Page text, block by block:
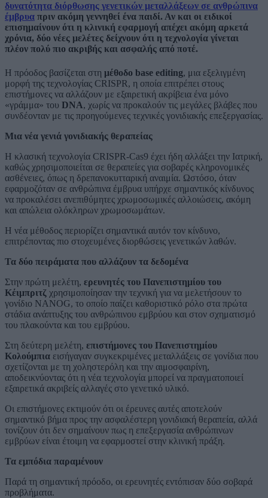
δυνατότητα διόρθωσης γενετικών μεταλλάξεων σε ανθρώπινα
έμβρυα πριν ακόμη γεννηθεί ένα παιδί. Αν και οι ειδικοί
επισημαίνουν ότι η κλινική εφαρμογή απέχει ακόμη αρκετά
χρόνια, δύο νέες μελέτες δείχνουν ότι η τεχνολογία γίνεται
πλέον πολύ πιο ακριβής και ασφαλής από ποτέ.
Η πρόοδος βασίζεται στη μέθοδο base editing, μια εξελιγμένη
μορφή της τεχνολογίας CRISPR, η οποία επιτρέπει στους
επιστήμονες να αλλάζουν με εξαιρετική ακρίβεια ένα μόνο
«γράμμα» του DNA, χωρίς να προκαλούν τις μεγάλες βλάβες που
συνδέονταν με τις προηγούμενες τεχνικές γονιδιακής επεξεργασίας.
Μια νέα γενιά γονιδιακής θεραπείας
Η κλασική τεχνολογία CRISPR-Cas9 έχει ήδη αλλάξει την Ιατρική,
καθώς χρησιμοποιείται σε θεραπείες για σοβαρές κληρονομικές
ασθένειες, όπως η δρεπανοκυτταρική αναιμία. Ωστόσο, όταν
εφαρμοζόταν σε ανθρώπινα έμβρυα υπήρχε σημαντικός κίνδυνος
να προκαλέσει ανεπιθύμητες χρωμοσωμικές αλλοιώσεις, ακόμη
και απώλεια ολόκληρων χρωμοσωμάτων.
Η νέα μέθοδος περιορίζει σημαντικά αυτόν τον κίνδυνο,
επιτρέποντας πιο στοχευμένες διορθώσεις γενετικών λαθών.
Τα δύο πειράματα που αλλάζουν τα δεδομένα
Στην πρώτη μελέτη, ερευνητές του Πανεπιστημίου του
Κέιμπριτζ χρησιμοποίησαν την τεχνική για να μελετήσουν το
γονίδιο NANOG, το οποίο παίζει καθοριστικό ρόλο στα πρώτα
στάδια ανάπτυξης του ανθρώπινου εμβρύου και στον σχηματισμό
του πλακούντα και του εμβρύου.
Στη δεύτερη μελέτη, επιστήμονες του Πανεπιστημίου
Κολούμπια εισήγαγαν συγκεκριμένες μεταλλάξεις σε γονίδια που
σχετίζονται με τη χοληστερόλη και την αιμοσφαιρίνη,
αποδεικνύοντας ότι η νέα τεχνολογία μπορεί να πραγματοποιεί
εξαιρετικά ακριβείς αλλαγές στο γενετικό υλικό.
Οι επιστήμονες εκτιμούν ότι οι έρευνες αυτές αποτελούν
σημαντικό βήμα προς την ασφαλέστερη γονιδιακή θεραπεία, αλλά
τονίζουν ότι δεν σημαίνουν πως η επεξεργασία ανθρώπινων
εμβρύων είναι έτοιμη να εφαρμοστεί στην κλινική πράξη.
Τα εμπόδια παραμένουν
Παρά τη σημαντική πρόοδο, οι ερευνητές εντόπισαν δύο σοβαρά
προβλήματα.